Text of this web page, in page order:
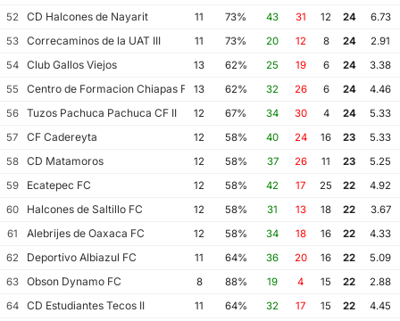
52
CD Halcones de Nayarit 11 73% 43 31 12 24
6.73
53
Correcaminos de la UAT III 11 73% 20 12 8 24
2.91
54
Club Gallos Viejos 13 62% 25 19 6 24
3.38
55
Centro de Formacion Chiapas Futbol
13 62% 32 26 6 24
4.46
56
Tuzos Pachuca Pachuca CF II 12 67% 34 30 4 24
5.33
57
CF Cadereyta 12 58% 40 24 16 23
5.33
58
CD Matamoros 12 58% 37 26 11 23
5.25
59
Ecatepec FC 12 58% 42 17 25 22
4.92
60
Halcones de Saltillo FC 12 58% 31 13 18 22
3.67
61
Alebrijes de Oaxaca FC 12 58% 34 18 16 22
4.33
62
Deportivo Albiazul FC 11 64% 36 20 16 22
5.09
63
Obson Dynamo FC 8 88% 19 4 15 22
2.88
64
CD Estudiantes Tecos II 11 64% 32 17 15 22
4.45